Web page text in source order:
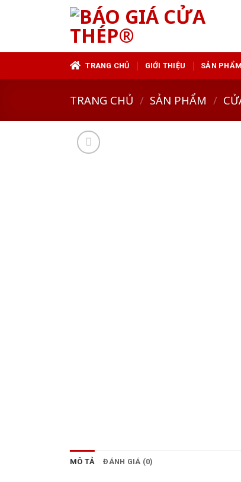
TRANG CHỦ GIỚI THIỆU SẢN PHẨM
TRANG CHỦ / SẢN PHẨM /
MÔ TẢ ĐÁNH GIÁ (0)